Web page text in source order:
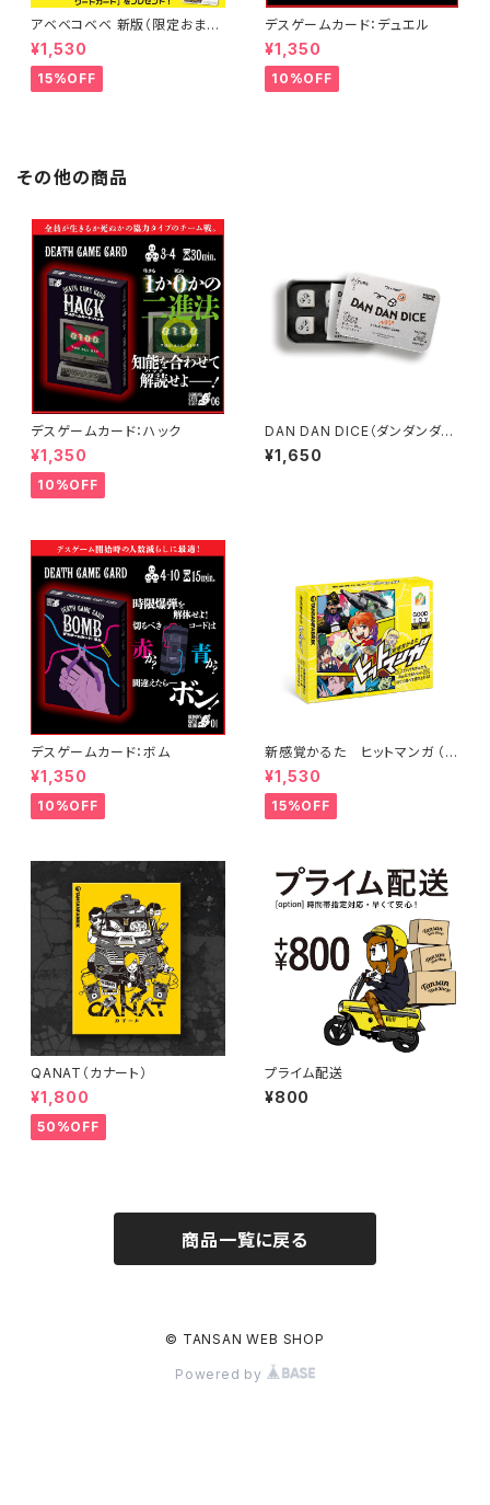
アベベコベベ 新版（限定おまけ
カード付き）
¥1,530
15%OFF
デスゲームカード：デュエル
¥1,350
10%OFF
その他の商品
デスゲームカード：ハック
¥1,350
10%OFF
DAN DAN DICE（ダンダンダイ
ス）
¥1,650
デスゲームカード：ボム
¥1,350
10%OFF
新感覚かるた ヒットマンガ （日
本語・英語ルール付）
¥1,530
15%OFF
QANAT（カナート）
¥1,800
50%OFF
プライム配送
¥800
商品一覧に戻る
© TANSAN WEB SHOP
Powered by